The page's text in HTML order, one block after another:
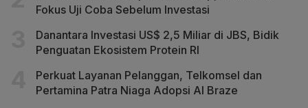
Fokus Uji Coba Sebelum Investasi
Danantara Investasi US$ 2,5 Miliar di JBS, Bidik
Penguatan Ekosistem Protein RI
Perkuat Layanan Pelanggan, Telkomsel dan
Pertamina Patra Niaga Adopsi AI Braze